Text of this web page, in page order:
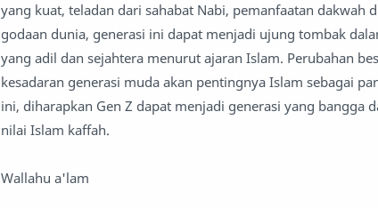
yang kuat, teladan dari sahabat Nabi, pemanfaatan dakwah
godaan dunia, generasi ini dapat menjadi ujung tombak
yang adil dan sejahtera menurut ajaran Islam. Perubahan
kesadaran generasi muda akan pentingnya Islam sebagai
ini, diharapkan Gen Z dapat menjadi generasi yang bangga
nilai Islam kaffah.
Wallahu a'lam